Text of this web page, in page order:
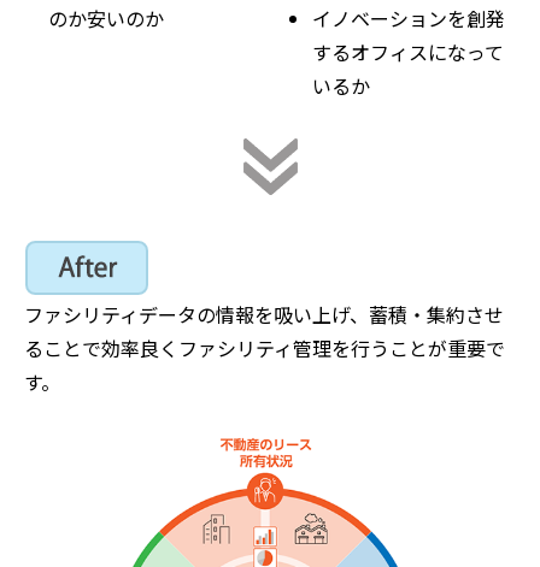
のか安いのか
イノベーションを創発
するオフィスになって
いるか
ファシリティデータの情報を吸い上げ、蓄積・集約させ
ることで効率良くファシリティ管理を行うことが重要で
す。